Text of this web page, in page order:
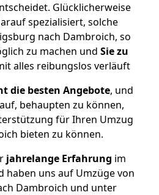
Glücklicherweise
spezialisiert, solche
nach Dambroich, so
zu machen und Sie zu
alles reibungslos verläuft
die besten Angebote, und
behaupten zu können,
für Ihren Umzug
bieten zu können.
jahrelange Erfahrung im
haben uns auf Umzüge von
Dambroich und unter